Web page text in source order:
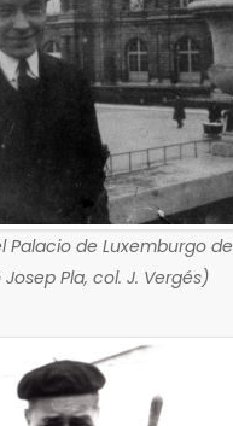
Palacio de Luxemburgo de
Pla, col. J. Vergés)